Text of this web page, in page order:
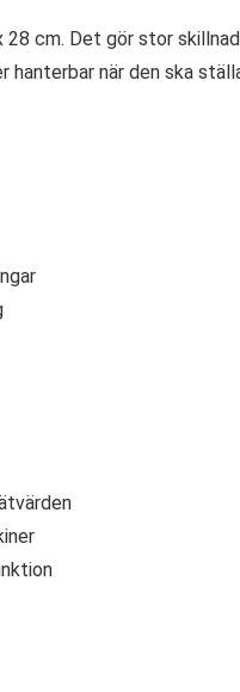
cm. Det gör stor
när den ska